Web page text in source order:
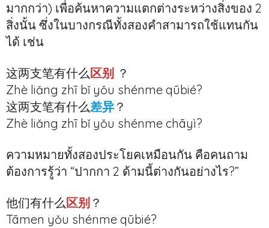
มากกว่า) เพื่อค้นหาความแตกต่างระหว่างสิ่งของ 2
สิ่งนั้น ซึ่งในบางกรณีทั้งสองคำสามารถใช้แทนกัน
ได้ เช่น
这两支笔有什么区别 ？
Zhè liǎng zhī bǐ yǒu shénme qūbié?
这两支笔有什么差异 ？
Zhè liǎng zhī bǐ yǒu shénme chāyì?
ความหมายทั้งสองประโยคเหมือนกัน คือคนถาม
ต้องการรู้ว่า “ปากกา 2 ด้ามนี้ต่างกันอย่างไร?”
他们有什么区别 ？
Tāmen yǒu shénme qūbié?